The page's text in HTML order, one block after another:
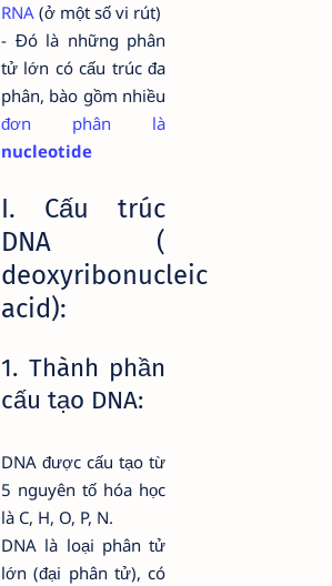
RNA (ở một số vi rút)
- Đó là những phân
tử lớn có cấu trúc đa
phân, bào gồm nhiều
đơn phân là
nucleotide
I. Cấu trúc
DNA (
deoxyribonucleic
acid):
1. Thành phần
cấu tạo DNA:
DNA được cấu tạo từ
5 nguyên tố hóa học
là C, H, O, P, N.
DNA là loại phân tử
lớn (đại phân tử), có